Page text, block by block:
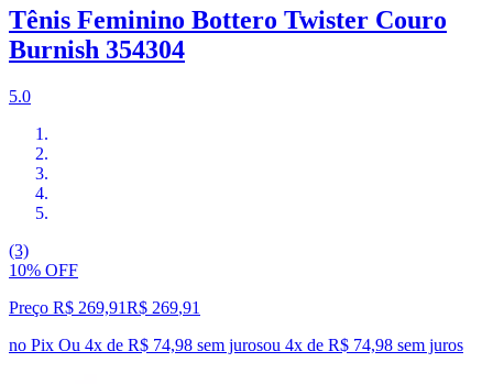
Tênis Feminino Bottero Twister Couro
Burnish 354304
5.0
(3)
10% OFF
Preço R$ 269,91R$ 269,91
no Pix Ou 4x de R$ 74,98 sem jurosou 4x de R$ 74,98 sem juros